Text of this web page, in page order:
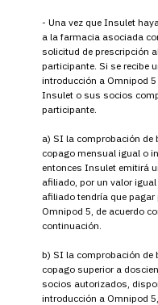
- Una vez que Insulet
a la farmacia asociada
solicitud de prescripción
participante. Si se recibe
introducción a Omnipod
Insulet o sus socios
participante.
a) SI la comprobación de
copago mensual igual o
entonces Insulet emitirá
afiliado, por un valor
afiliado tendría que
Omnipod 5, de acuerdo
continuación.
b) SI la comprobación de
copago superior a
socios autorizados,
introducción a Omnipod